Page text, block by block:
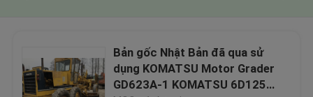
Bản gốc Nhật Bản đã qua sử
dụng KOMATSU Motor Grader
GD623A-1 KOMATSU 6D125